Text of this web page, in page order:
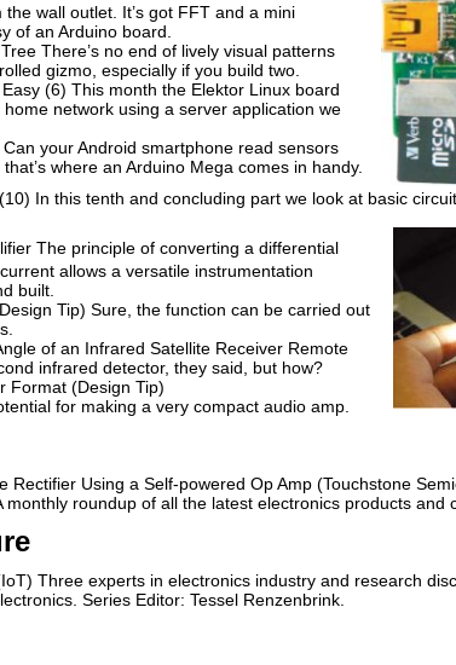
wall outlet. It’s got FFT and a mini
of an Arduino board.
There’s no end of lively visual patterns
gizmo, especially if you build two.
(6) This month the Elektor Linux board
network using a server application we
your Android smartphone read sensors
where an Arduino Mega comes in handy.
In this tenth and concluding part we look at basic
The principle of converting a differential
allows a versatile instrumentation
built.
Tip) Sure, the function can be carried out
of an Infrared Satellite Receiver Remote
infrared detector, they said, but how?
Format (Design Tip)
for making a very compact audio amp.
Rectifier Using a Self-powered Op Amp (Touchstone
monthly roundup of all the latest electronics products and
Three experts in electronics industry and research
Series Editor: Tessel Renzenbrink.